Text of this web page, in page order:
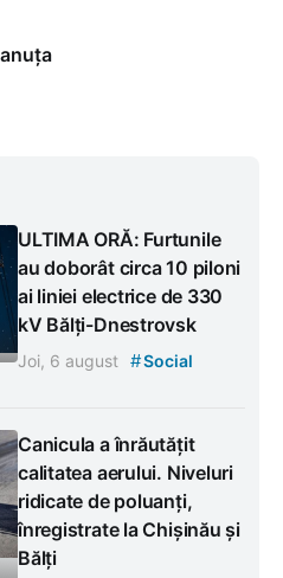
ULTIMA ORĂ: Furtunile
au doborât circa 10 piloni
ai liniei electrice de 330
kV Bălți-Dnestrovsk
Joi, 6 august #Social
Canicula a înrăutățit
calitatea aerului. Niveluri
ridicate de poluanți,
înregistrate la Chișinău și
Bălți